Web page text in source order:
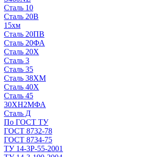
Сталь 10
Сталь 20В
15хм
Сталь 20ПВ
Сталь 20ФА
Сталь 20Х
Сталь 3
Сталь 35
Сталь 38ХМ
Сталь 40Х
Сталь 45
30ХН2МФА
Сталь Д
По ГОСТ ТУ
ГОСТ 8732-78
ГОСТ 8734-75
ТУ 14-3Р-55-2001